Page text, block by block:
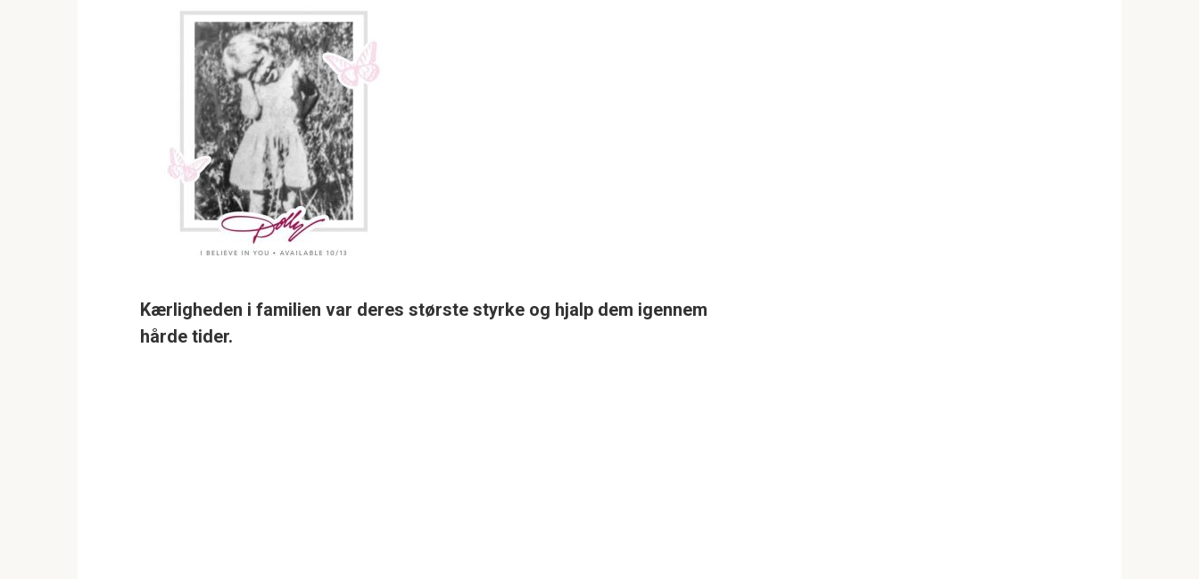
Kærligheden i familien var deres største styrke og hjalp dem igennem
hårde tider.